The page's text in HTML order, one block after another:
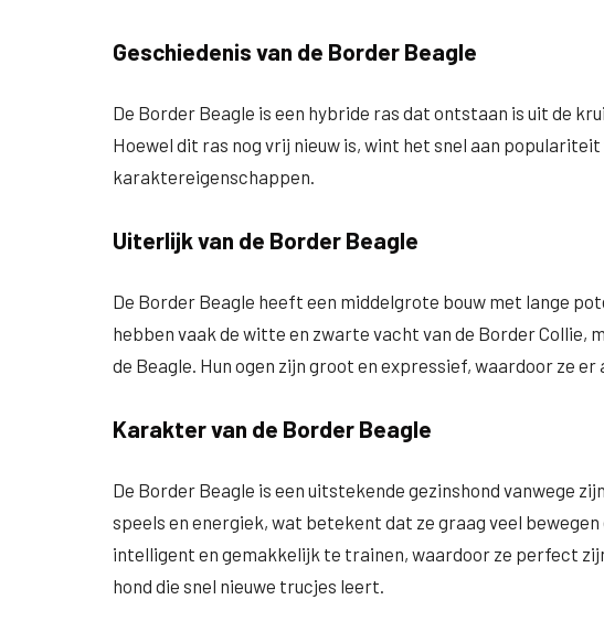
Geschiedenis van de Border Beagle
De Border Beagle is een hybride ras dat ontstaan is uit de
Hoewel dit ras nog vrij nieuw is, wint het snel aan
karaktereigenschappen.
Uiterlijk van de Border Beagle
De Border Beagle heeft een middelgrote bouw met lange
hebben vaak de witte en zwarte vacht van de Border Collie,
de Beagle. Hun ogen zijn groot en expressief, waardoor ze
Karakter van de Border Beagle
De Border Beagle is een uitstekende gezinshond vanwege
speels en energiek, wat betekent dat ze graag veel
intelligent en gemakkelijk te trainen, waardoor ze perfect
hond die snel nieuwe trucjes leert.